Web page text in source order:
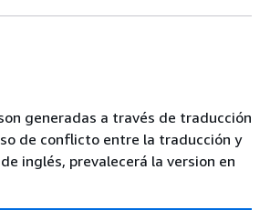
generadas a través de traducción
de conflicto entre la traducción y
inglés, prevalecerá la version en